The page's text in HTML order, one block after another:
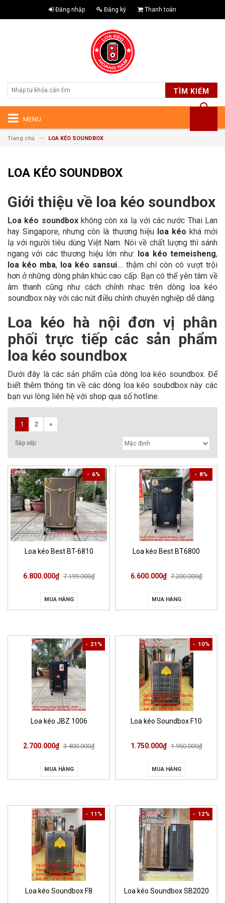
Đăng nhập Đăng ký Thanh toán
TÌM KIẾM
MENU
Trang chủ LOA KÉO SOUNDBOX
LOA KÉO SOUNDBOX
Giới thiệu về loa kéo soundbox
Loa kéo soundboxkhông còn xa lạ với các nước Thai Lan
hay Singapore, nhưng còn là thương hiệu loa kéo khá mới
lạ với người tiêu dùng Việt Nam. Nói về chất lượng thì sánh
ngang với các thương hiệu lớn như: loa kéo temeisheng,
loa kéo mba, loa kéo sansui.... thậm chí còn có vượt trội
hơn ở những dòng phân khúc cao cấp. Bạn có thể yên tâm về
âm thanh cũng như cách chỉnh nhạc trên dòng loa kéo
soundbox này với các nút điều chỉnh chuyên nghiệp dễ dàng.
Loa kéo hà nội đơn vị phân
phối trực tiếp các sản phẩm
loa kéo soundbox
Dưới đây là các sản phẩm của dòng loa kéo soundbox. Để
biết thêm thông tin về các dòng loa kéo soubdbox này các
bạn vui lòng liên hệ với shop qua số hotline.
Sắp xếp:
1 2 »
- 6%
Loa kéo Best BT-6810
6.800.000₫ 7.199.000₫
MUA HÀNG
- 8%
Loa kéo Best BT6800
6.600.000₫ 7.200.000₫
MUA HÀNG
- 21%
Loa kéo JBZ 1006
2.700.000₫ 3.400.000₫
MUA HÀNG
- 10%
Loa kéo Soundbox F10
1.750.000₫ 1.950.000₫
MUA HÀNG
- 11%
Loa kéo Soundbox F8
- 12%
Loa kéo Soundbox SB2020